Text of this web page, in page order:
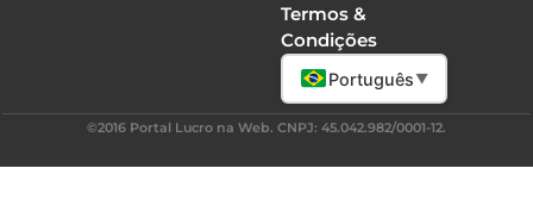
Termos &
Condições
Português ▼
©2016 Portal Lucro na Web. CNPJ: 45.042.982/0001-12.